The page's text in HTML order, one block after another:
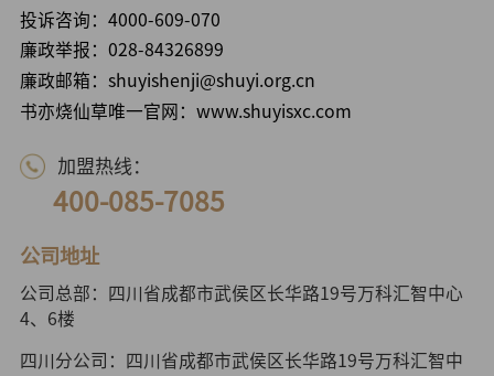
投诉咨询： 4000-609-070
廉政举报： 028-84326899
廉政邮箱：shuyishenji@shuyi.org.cn
书亦烧仙草唯一官网：www.shuyisxc.com
加盟热线：
400-085-7085
公司地址
公司总部：四川省成都市武侯区长华路19号万科汇智中心
4、6楼
四川分公司：四川省成都市武侯区长华路19号万科汇智中